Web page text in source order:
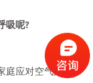
吸呢?
庭应对空气污